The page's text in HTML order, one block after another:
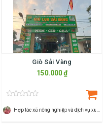
Giò Sải Vàng
150.000 ₫